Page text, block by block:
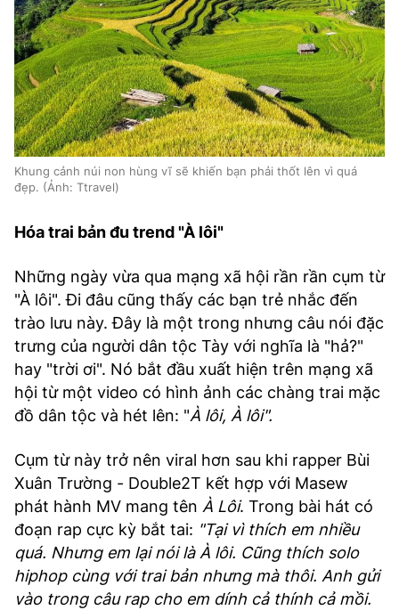
Khung cảnh núi non hùng vĩ sẽ khiến bạn phải thốt lên vì quá
đẹp. (Ảnh: Ttravel)
Hóa trai bản đu trend "À lôi"
Những ngày vừa qua mạng xã hội rần rần cụm từ
"À lôi". Đi đâu cũng thấy các bạn trẻ nhắc đến
trào lưu này. Đây là một trong nhưng câu nói đặc
trưng của người dân tộc Tày với nghĩa là "hả?"
hay "trời ơi". Nó bắt đầu xuất hiện trên mạng xã
hội từ một video có hình ảnh các chàng trai mặc
đồ dân tộc và hét lên: "À lôi, À lôi".
Cụm từ này trở nên viral hơn sau khi rapper Bùi
Xuân Trường - Double2T kết hợp với Masew
phát hành MV mang tên À Lôi. Trong bài hát có
đoạn rap cực kỳ bắt tai: "Tại vì thích em nhiều
quá. Nhưng em lại nói là À lôi. Cũng thích solo
hiphop cùng với trai bản nhưng mà thôi. Anh gửi
vào trong câu rap cho em dính cả thính cả mồi.